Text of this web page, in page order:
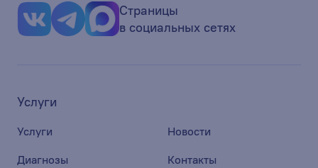
Страницы
в социальных сетях
Услуги
Услуги
Диагнозы
Новости
Контакты